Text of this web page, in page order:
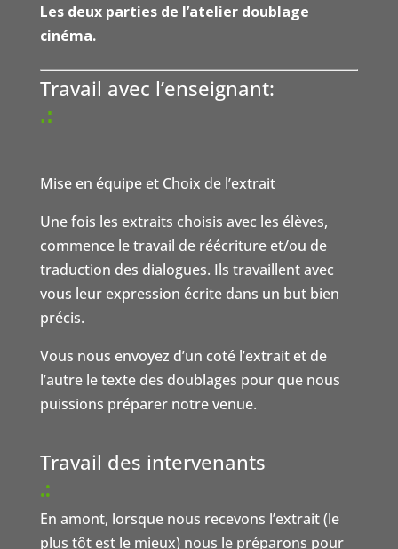
Les deux parties de l’atelier doublage
cinéma.
Travail avec l’enseignant:
.:
Mise en équipe et Choix de l’extrait
Une fois les extraits choisis avec les élèves,
commence le travail de réécriture et/ou de
traduction des dialogues. Ils travaillent avec
vous leur expression écrite dans un but bien
précis.
Vous nous envoyez d’un coté l’extrait et de
l’autre le texte des doublages pour que nous
puissions préparer notre venue.
Travail des intervenants
.:
En amont, lorsque nous recevons l’extrait (le
plus tôt est le mieux) nous le préparons pour